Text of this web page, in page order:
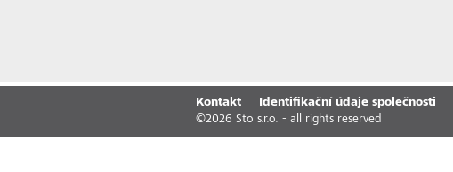
Kontakt Identifikační údaje společnosti
©2026 Sto s.r.o. - all rights reserved